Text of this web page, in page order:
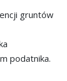
gruntów
podatnika.